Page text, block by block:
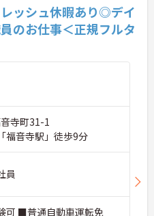
レッシュ休暇あり◎デイ
のお仕事＜正規フルタ
寺町31-1
福音寺駅」徒歩9分
員
可 ■普通自動車運転免